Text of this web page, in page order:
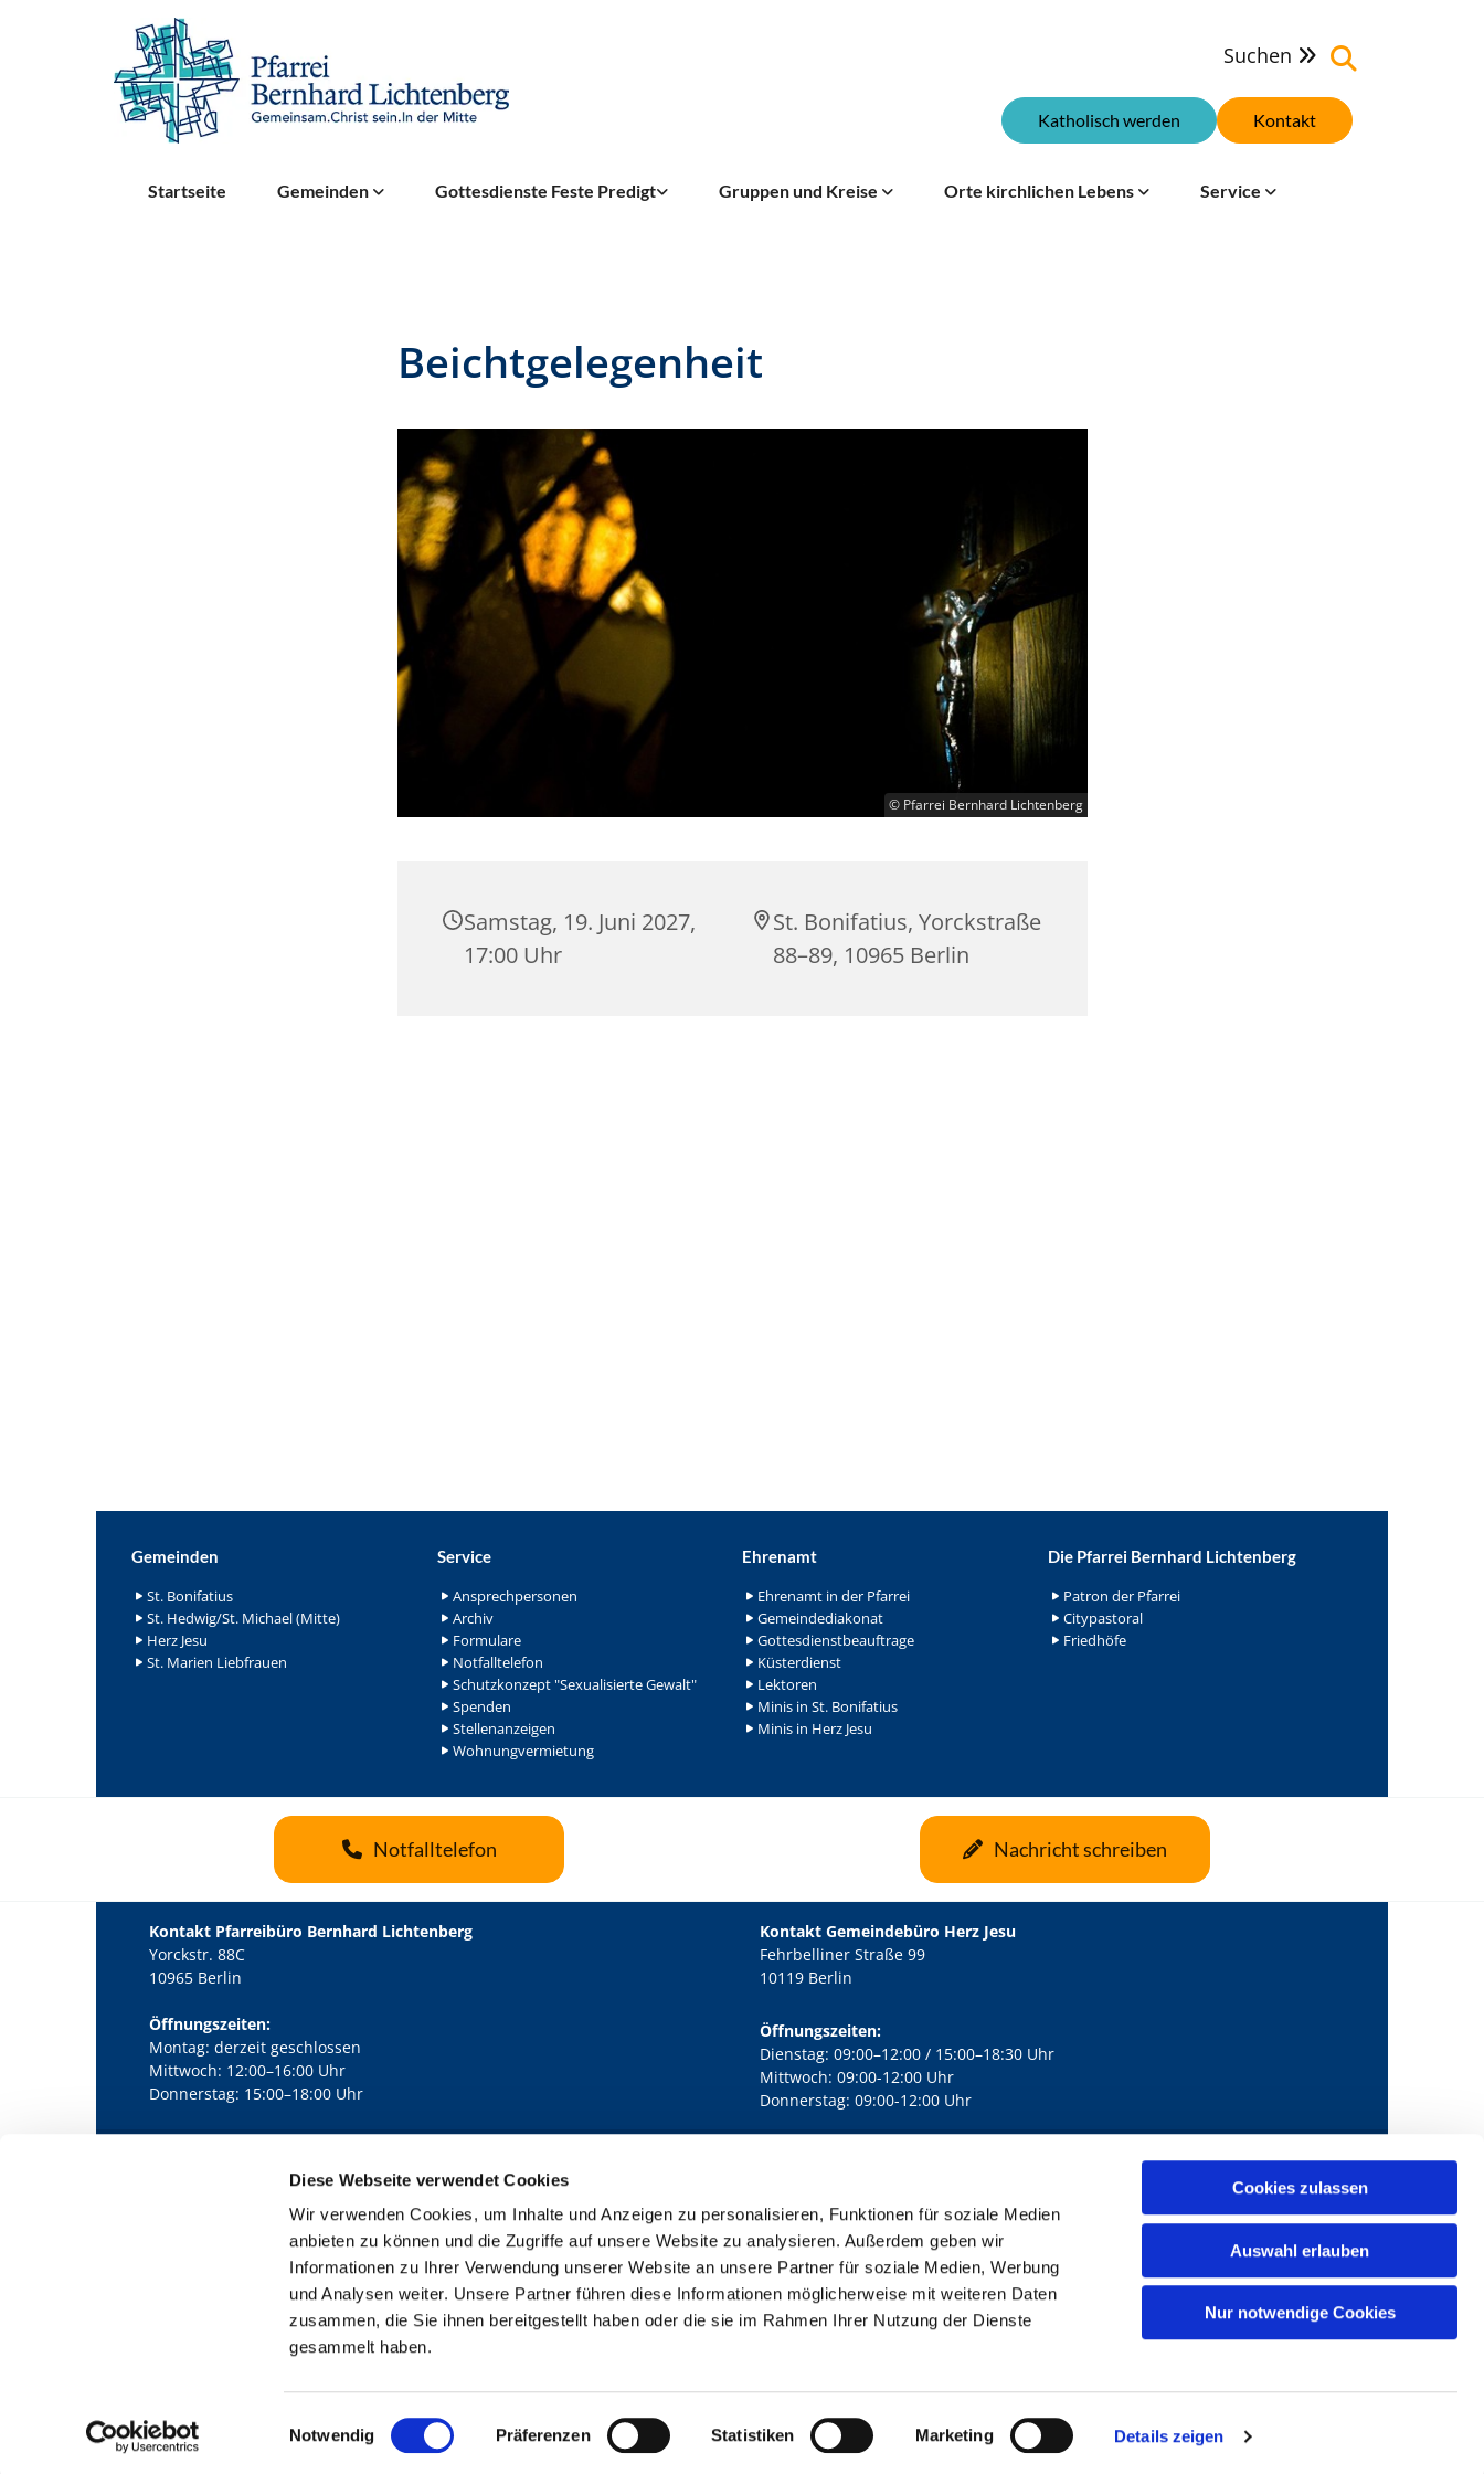
Diese Webseite verwendet Cookies
Wir verwenden Cookies, um Inhalte und Anzeigen zu personalisieren, Funktionen für soziale Medien
anbieten zu können und die Zugriffe auf unsere Website zu analysieren. Außerdem geben wir
Informationen zu Ihrer Verwendung unserer Website an unsere Partner für soziale Medien, Werbung
und Analysen weiter. Unsere Partner führen diese Informationen möglicherweise mit weiteren Daten
zusammen, die Sie ihnen bereitgestellt haben oder die sie im Rahmen Ihrer Nutzung der Dienste
gesammelt haben.
i
Notwendig Präferenzen Statistiken Marketing Details zeigen
Cookies zulassen
Auswahl erlauben
Nur notwendige Cookies
Suchen 
Kontakt
Katholisch werden
Startseite Gemeinden Gottesdienste Feste Predigt Gruppen und Kreise Orte kirchlichen Lebens Service
Beichtgelegenheit
© Pfarrei Bernhard Lichtenberg
Samstag, 19. Juni 2027,
17:00 Uhr
St. Bonifatius, Yorckstraße
88–89, 10965 Berlin
Gemeinden
St. Bonifatius
St. Hedwig/St. Michael (Mitte)
Herz Jesu
St. Marien Liebfrauen
Service
Ansprechpersonen
Archiv
Formulare
Notfalltelefon
Schutzkonzept "Sexualisierte Gewalt"
Spenden
Stellenanzeigen
Wohnungvermietung
Ehrenamt
Ehrenamt in der Pfarrei
Gemeindediakonat
Gottesdienstbeauftrage
Küsterdienst
Lektoren
Minis in St. Bonifatius
Minis in Herz Jesu
Die Pfarrei Bernhard Lichtenberg
Patron der Pfarrei
Citypastoral
Friedhöfe
Notfalltelefon Nachricht schreiben
Kontakt Pfarreibüro Bernhard Lichtenberg
Yorckstr. 88C
10965 Berlin
Öffnungszeiten:
Montag: derzeit geschlossen
Mittwoch: 12:00–16:00 Uhr
Donnerstag: 15:00–18:00 Uhr
Kontakt Gemeindebüro Herz Jesu
Fehrbelliner Straße 99
10119 Berlin
Öffnungszeiten:
Dienstag: 09:00–12:00 / 15:00–18:30 Uhr
Mittwoch: 09:00-12:00 Uhr
Donnerstag: 09:00-12:00 Uhr
Kath. Kirchengemeinde Pfarrei Bernhard Lichtenberg Berlin-Mitte · Yorckstr. 88C, 10965 Berlin mail@bernhard-lichtenberg.berlin
Kontaktinformationen Impressum